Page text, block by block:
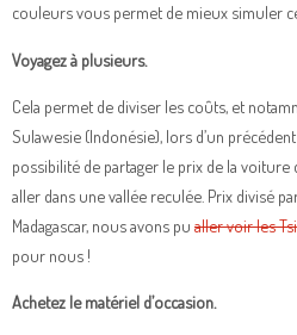
couleurs vous permet de mieux simuler
Voyagez à plusieurs.
Cela permet de diviser les coûts, et
Sulawesie (Indonésie), lors d’un
possibilité de partager le prix de la
aller dans une vallée reculée. Prix divisé
Madagascar, nous avons pu aller voir les
pour nous !
Achetez le matériel d’occasion.